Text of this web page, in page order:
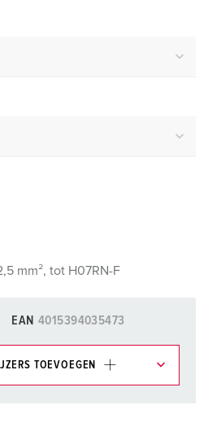
mm², tot H07RN-F
EAN 4015394035473
TOEVOEGEN